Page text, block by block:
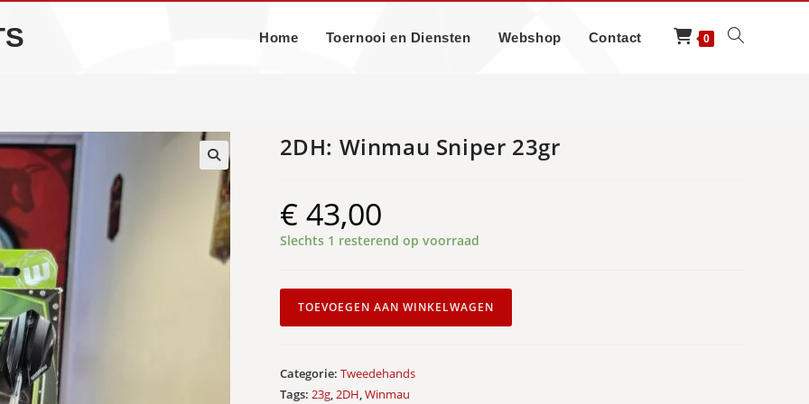
Home Toernooi en Diensten Webshop Contact 0 Website
2DH: Winmau Sniper 23gr
€ 43,00
Slechts 1 resterend op voorraad
2DH:
Winmau
23gr
aantal
TOEVOEGEN AAN WINKELWAGEN
Categorie: Tweedehands
Tags: 23g,2DH,Winmau